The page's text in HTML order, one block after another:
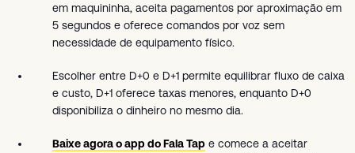
em maquininha, aceita pagamentos por aproximação em
5 segundos e oferece comandos por voz sem
necessidade de equipamento físico.
Escolher entre D+0 e D+1 permite equilibrar fluxo de caixa
e custo, D+1 oferece taxas menores, enquanto D+0
disponibiliza o dinheiro no mesmo dia.
Baixe agora o app do Fala Tap e comece a aceitar